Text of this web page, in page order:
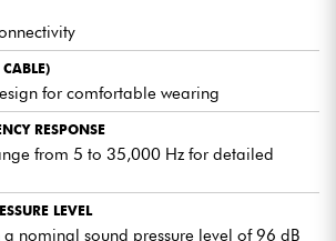
for comfortable wearing
RESPONSE
from 5 to 35,000 Hz for detailed
LEVEL
a nominal sound pressure level of 96 dB